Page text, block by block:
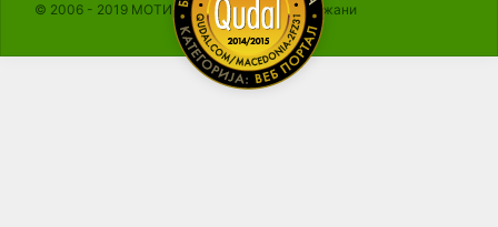
© 2006 - 2019 МОТИКА, Сите права се задржани